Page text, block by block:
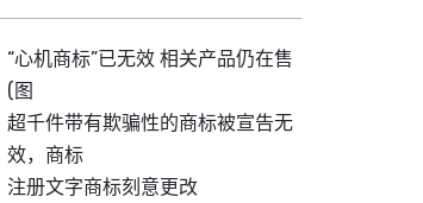
“心机商标”已无效 相关产品仍在售
(图
超千件带有欺骗性的商标被宣告无
效，商标
注册文字商标刻意更改